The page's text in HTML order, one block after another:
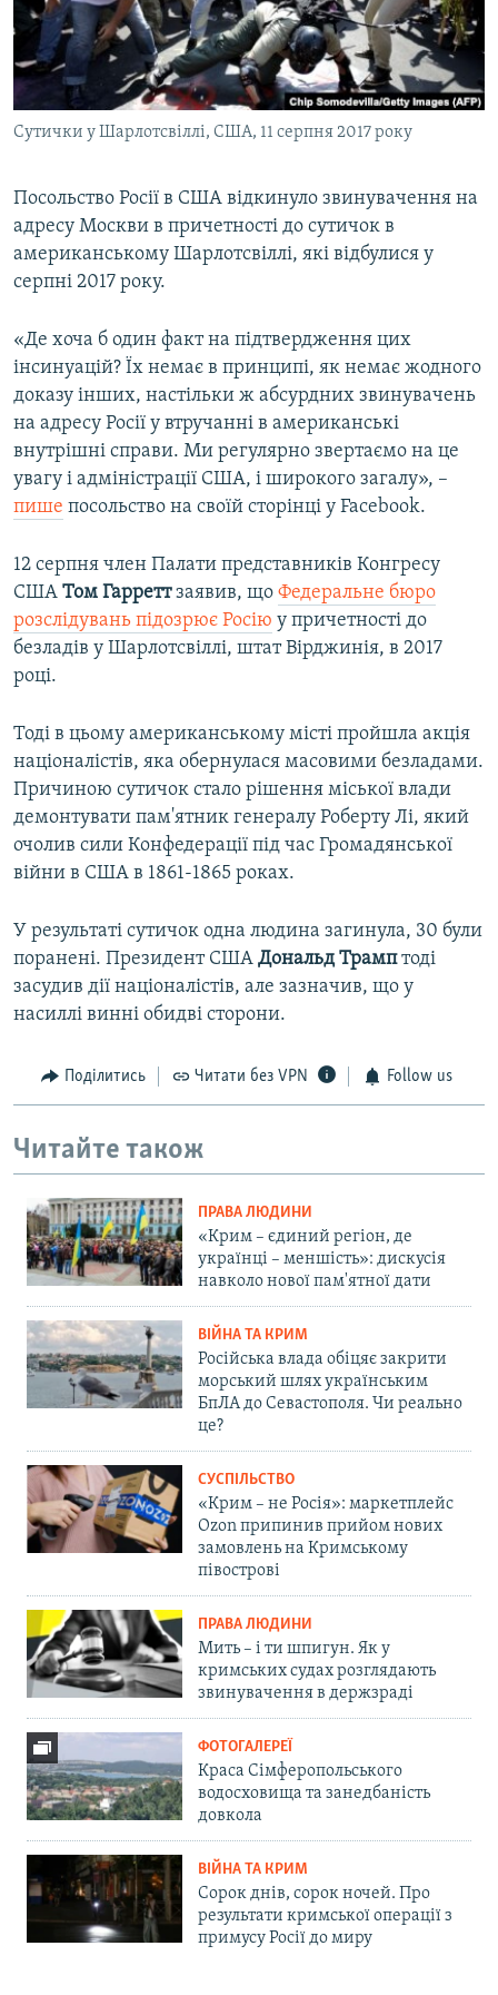
ВІДЕОУРОКИ «ELIFBE»
СВІДЧЕННЯ ОКУПАЦІЇ
УКРАЇНСЬКА ПРОБЛЕМА КРИМУ
ІНФОГРАФІКА
Русский
Qırımtatar
ДОЛУЧАЙСЯ!
Усі сайти RFE/RL
Сутички у Шарлотсвіллі, США, 11 серпня 2017 року
Посольство Росії в США відкинуло звинувачення на
адресу Москви в причетності до сутичок в
американському Шарлотсвіллі, які відбулися у
серпні 2017 року.
«Де хоча б один факт на підтвердження цих
інсинуацій? Їх немає в принципі, як немає жодного
доказу інших, настільки ж абсурдних звинувачень
на адресу Росії у втручанні в американські
внутрішні справи. Ми регулярно звертаємо на це
увагу і адміністрації США, і широкого загалу», –
пише посольство на своїй сторінці у Facebook.
12 серпня член Палати представників Конгресу
США Том Гарреттзаявив, що Федеральне бюро
розслідувань підозрює Росію у причетності до
безладів у Шарлотсвіллі, штат Вірджинія, в 2017
році.
Тоді в цьому американському місті пройшла акція
націоналістів, яка обернулася масовими безладами.
Причиною сутичок стало рішення міської влади
демонтувати пам'ятник генералу Роберту Лі, який
очолив сили Конфедерації під час Громадянської
війни в США в 1861-1865 роках.
У результаті сутичок одна людина загинула, 30 були
поранені. Президент США Дональд Трамптоді
засудив дії націоналістів, але зазначив, що у
насиллі винні обидві сторони.
Поділитись Читати без VPN Follow us
Читайте також
ПРАВА ЛЮДИНИ
«Крим – єдиний регіон, де
українці – меншість»: дискусія
навколо нової пам'ятної дати
ВІЙНА ТА КРИМ
Російська влада обіцяє закрити
морський шлях українським
БпЛА до Севастополя. Чи реально
це?
СУСПІЛЬСТВО
«Крим – не Росія»: маркетплейс
Ozon припинив прийом нових
замовлень на Кримському
півострові
ПРАВА ЛЮДИНИ
Мить – і ти шпигун. Як у
кримських судах розглядають
звинувачення в держзраді
ФОТОГАЛЕРЕЇ
Краса Сімферопольського
водосховища та занедбаність
довкола
ВІЙНА ТА КРИМ
Сорок днів, сорок ночей. Про
результати кримської операції з
примусу Росії до миру